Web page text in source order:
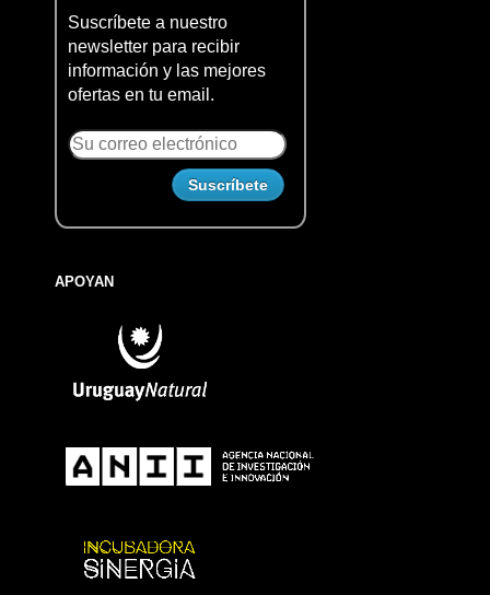
Suscríbete a nuestro
newsletter para recibir
información y las mejores
ofertas en tu email.
APOYAN